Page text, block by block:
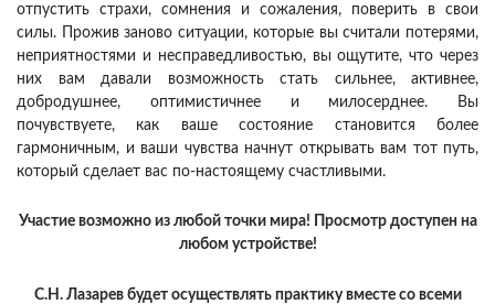
отпустить страхи, сомнения и сожаления, поверить в свои
силы. Прожив заново ситуации, которые вы считали потерями,
неприятностями и несправедливостью, вы ощутите, что через
них вам давали возможность стать сильнее, активнее,
добродушнее, оптимистичнее и милосерднее. Вы
почувствуете, как ваше состояние становится более
гармоничным, и ваши чувства начнут открывать вам тот путь,
который сделает вас по-настоящему счастливыми.
Участие возможно из любой точки мира! Просмотр доступен на
любом устройстве!
С.Н. Лазарев будет осуществлять практику вместе со всеми